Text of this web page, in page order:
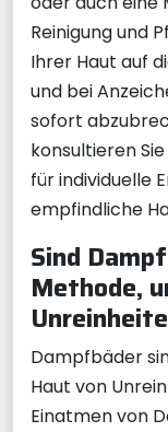
Reinigung und
Ihrer Haut auf
und bei
sofort
konsultieren
für individuelle
empfindliche
Sind
Methode,
Dampfbäder
Haut von
Einatmen von